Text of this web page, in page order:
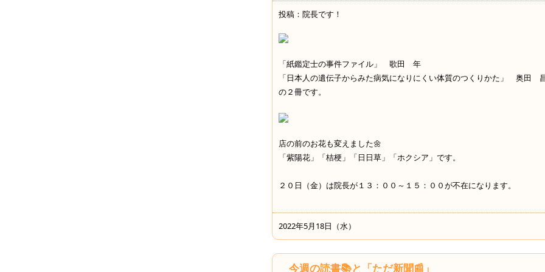
投稿：院長です！
「紙鑑定士の事件ファイル」 歌田 年
「日本人の遺伝子からみた病気になりにくい体質のつくりかた」 奥田
の２冊です。
店の前のお花も変えました🌼
「紫陽花」「桔梗」「日日草」「ホクシア」です。
２０日（金）は院長が１３：００～１５：００が不在になります。
2022年5月18日（水）
今週の読書📚と「ただ新聞📰」